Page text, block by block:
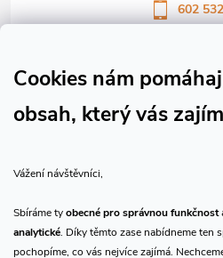
Cookies nám
obsah, který vás
Vážení návštěvníci,
Sbíráme tyobecné pro správnou funkčnost
analytické. Díky těmto zase nabídneme ten
pochopíme, co vás nejvíce zajímá.
602
Sledujte náš
Přijímáme online platby